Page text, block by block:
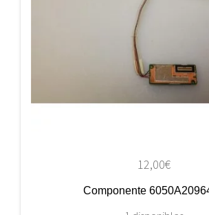
12,00€
Componente